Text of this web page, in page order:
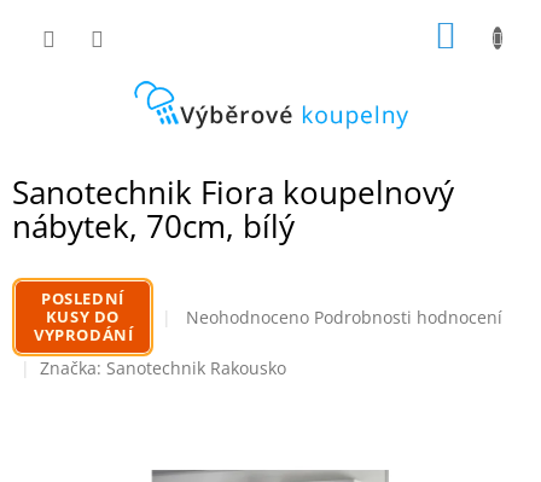
Sanotechnik Fiora koupelnový
nábytek, 70cm, bílý
POSLEDNÍ
KUSY DO
VYPRODÁNÍ
Průměrné
produktu
hvězdiček.
Neohodnoceno Podrobnosti hodnocení
Značka: Sanotechnik Rakousko